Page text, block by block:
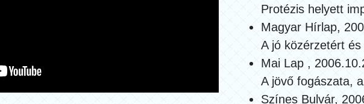
Protézis helyett
Magyar Hírlap,
A jó közérzetért
Mai Lap ,
A jövő fogászata,
Színes Bulvár,